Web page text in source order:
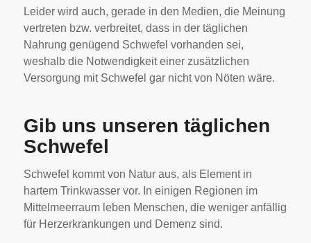
Leider wird auch, gerade in den Medien, die Meinung
vertreten bzw. verbreitet, dass in der täglichen
Nahrung genügend Schwefel vorhanden sei,
weshalb die Notwendigkeit einer zusätzlichen
Versorgung mit Schwefel gar nicht von Nöten wäre.
Gib uns unseren täglichen
Schwefel
Schwefel kommt von Natur aus, als Element in
hartem Trinkwasser vor. In einigen Regionen im
Mittelmeerraum leben Menschen, die weniger anfällig
für Herzerkrankungen und Demenz sind.